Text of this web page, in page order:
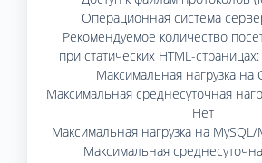
Операционная система
Рекомендуемое количество
при статических HTML-
Максимальная нагрузка на
Максимальная среднесуточная
Нет
Максимальная нагрузка на MySQL/
Максимальная